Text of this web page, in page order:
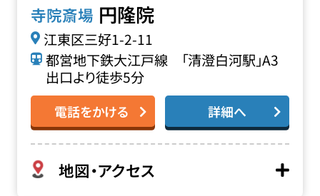
寺院斎場 円隆院
江東区三好1-2-11
都営地下鉄大江戸線 「清澄白河駅」A3
出口より徒歩5分
電話をかける 詳細へ
地図・アクセス